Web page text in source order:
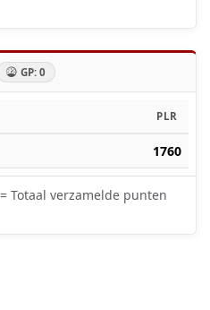
GP: 0
PLR
1760
Totaal verzamelde punten